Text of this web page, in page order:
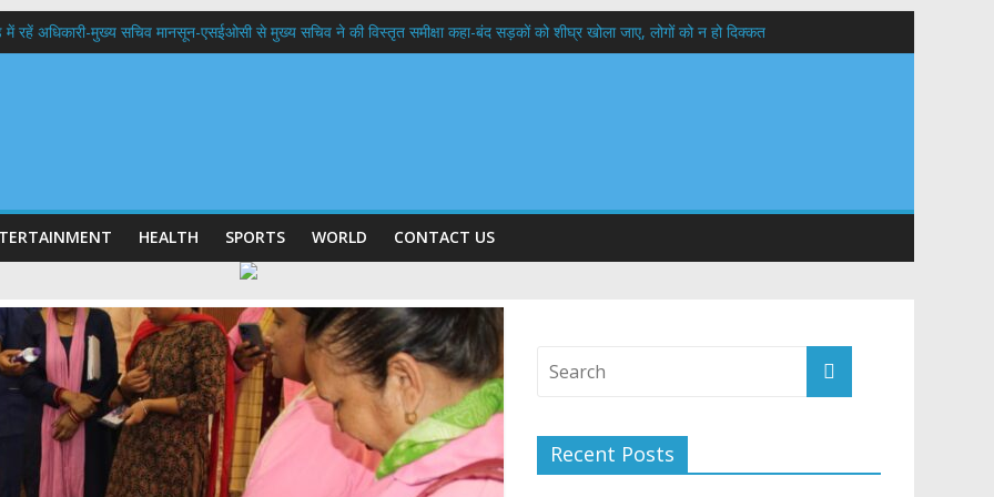
रहें अधिकारी-मुख्य सचिव मानसून-एसईओसी से मुख्य सचिव ने की विस्तृत समीक्षा कहा-बंद सड़कों को शीघ्र खोला जाए, लोगों को न हो दिक्कत
गढ़वाल विश्वविद्यालय में अनुसंधान संरचना होगी सुदृढ,उच्च शिक्षा मंत्री धन सिंह रावत ने नवनियुक्त केन्द्रीय शिक्षा मंत्री से की मुलाकात
HEALTH SPORTS WORLD CONTACT US
Recent Posts